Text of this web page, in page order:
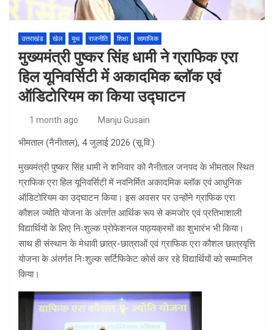
उत्तराखंड खेल यूथ राजनीति शिक्षा सामाजिक
मुख्यमंत्री पुष्कर सिंह धामी ने ग्राफिक एरा
हिल यूनिवर्सिटी में अकादमिक ब्लॉक एवं
ऑडिटोरियम का किया उद्घाटन
1 month ago Manju Gusain
भीमताल (नैनीताल), 4 जुलाई 2026 (सू.वि.)
मुख्यमंत्री पुष्कर सिंह धामी ने शनिवार को नैनीताल जनपद के भीमताल स्थित
ग्राफिक एरा हिल यूनिवर्सिटी में नवनिर्मित अकादमिक ब्लॉक एवं आधुनिक
ऑडिटोरियम का उद्घाटन किया। इस अवसर पर उन्होंने ग्राफिक एरा
कौशल ज्योति योजना के अंतर्गत आर्थिक रूप से कमजोर एवं प्रतिभाशाली
विद्यार्थियों के लिए निःशुल्क प्रोफेशनल पाठ्यक्रमों का शुभारंभ भी किया।
साथ ही संस्थान के मेधावी छात्र-छात्राओं एवं ग्राफिक एरा कौशल छात्रवृत्ति
योजना के अंतर्गत निःशुल्क सर्टिफिकेट कोर्स कर रहे विद्यार्थियों को सम्मानित
किया।